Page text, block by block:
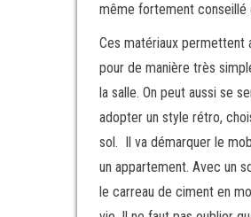
même fortement conseillé
Ces matériaux permettent
pour de manière très
la salle. On peut aussi se
adopter un style rétro,
sol. Il va démarquer le
un appartement. Avec un
le carreau de ciment en